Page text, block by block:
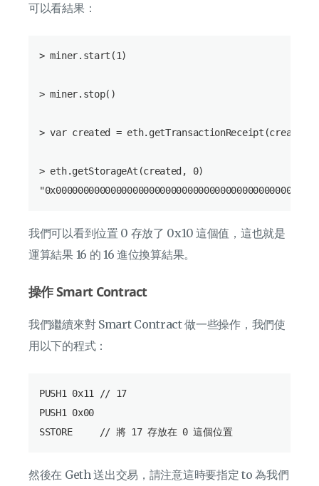
可以看結果：
> miner.start(1)
> miner.stop()
> var created =
> eth.getStorageAt(created, 0)
我們可以看到位置 0 存放了 0x10 這個值，這也就是
運算結果 16 的 16 進位換算結果。
操作 Smart Contract
我們繼續來對 Smart Contract 做一些操作，我們使
用以下的程式：
PUSH1 0x11 // 17
PUSH1 0x00
SSTORE     // 將 17 存放在 0 這個位置
然後在 Geth 送出交易，請注意這時要指定 to 為我們